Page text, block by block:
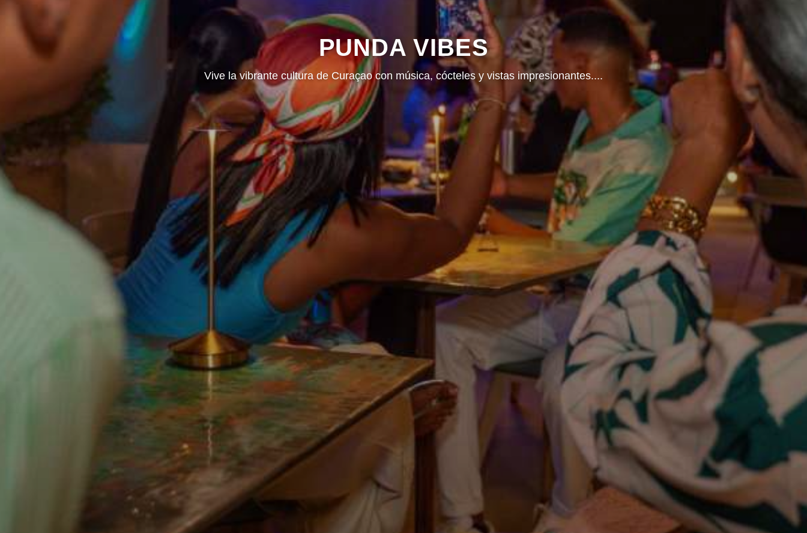
PUNDA VIBES
Vive la vibrante cultura de Curaçao con música, cócteles y vistas impresionantes....